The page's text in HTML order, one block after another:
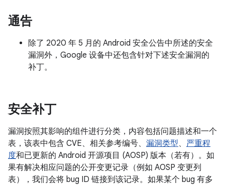
通告
除了 2020 年 5 月的 Android 安全公告中所述的安全
漏洞外，Google 设备中还包含针对下述安全漏洞的
补丁。
安全补丁
漏洞按照其影响的组件进行分类，内容包括问题描述和一个
表，该表中包含 CVE、相关参考编号、 漏洞类型、 严重程
度和已更新的 Android 开源项目 (AOSP) 版本（若有）。如
果有解决相应问题的公开变更记录（例如 AOSP 变更列
表），我们会将 bug ID 链接到该记录。如果某个 bug 有多